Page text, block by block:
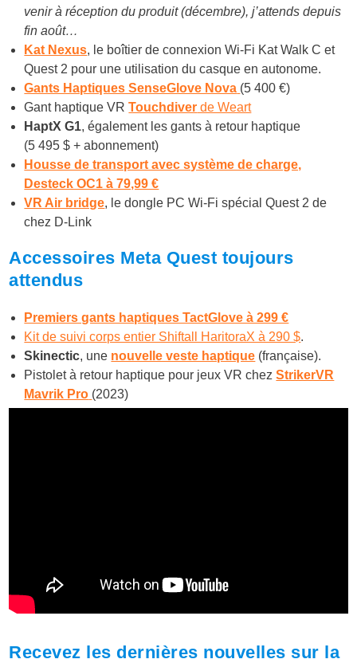
venir à réception du produit (décembre), j’attends depuis
fin août…
Kat Nexus, le boîtier de connexion Wi-Fi Kat Walk C et
Quest 2 pour une utilisation du casque en autonome.
Gants Haptiques SenseGlove Nova (5 400 €)
Gant haptique VRTouchdiver de Weart
HaptX G1, également les gants à retour haptique
(5 495 $ + abonnement)
Housse de transport avec système de charge,
Desteck OC1 à 79,99 €
VR Air bridge, le dongle PC Wi-Fi spécial Quest 2 de
chez D-Link
Accessoires Meta Quest toujours
attendus
Premiers gants haptiques TactGlove à 299 €
Kit de suivi corps entier Shiftall HaritoraX à 290 $.
Skinectic, une nouvelle veste haptique (française).
Pistolet à retour haptique pour jeux VR chezStrikerVR
Mavrik Pro (2023)
Recevez les dernières nouvelles sur la